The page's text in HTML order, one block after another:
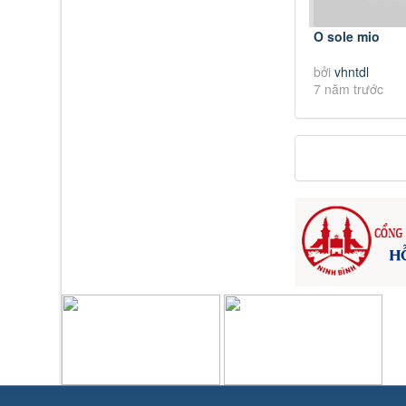
O sole mio
bởi vhntdl
7 năm trước